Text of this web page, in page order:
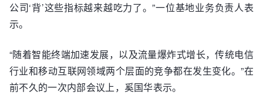
公司‘背’这些指标越来越吃力了。”一位基地业务负责人表
示。
“随着智能终端加速发展，以及流量爆炸式增长，传统电信
行业和移动互联网领域两个层面的竞争都在发生变化。”在
前不久的一次内部会议上，奚国华表示。